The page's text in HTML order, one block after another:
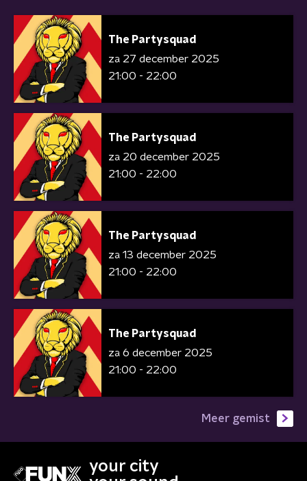
The Partysquad
za 27 december 2025
21:00 - 22:00
The Partysquad
za 20 december 2025
21:00 - 22:00
The Partysquad
za 13 december 2025
21:00 - 22:00
The Partysquad
za 6 december 2025
21:00 - 22:00
Meer gemist
your city